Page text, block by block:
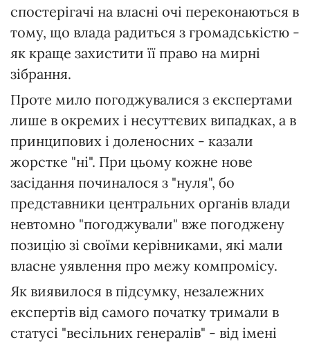
спостерігачі на власні очі переконаються в
тому, що влада радиться з громадськістю -
як краще захистити її право на мирні
зібрання.
Проте мило погоджувалися з експертами
лише в окремих і несуттєвих випадках, а в
принципових і доленосних - казали
жорстке "ні". При цьому кожне нове
засідання починалося з "нуля", бо
представники центральних органів влади
невтомно "погоджували" вже погоджену
позицію зі своїми керівниками, які мали
власне уявлення про межу компромісу.
Як виявилося в підсумку, незалежних
експертів від самого початку тримали в
статусі "весільних генералів" - від імені